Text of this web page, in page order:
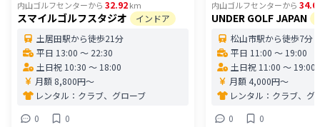
内山ゴルフセンターから 32.92km
スマイルゴルフスタジオ
インドア
土居田駅から徒歩21分
平日 13:00 〜 22:30
土日祝 10:30 〜 18:00
月額 8,800円〜
レンタル： クラブ、グローブ
0
0
内山ゴルフセンターから 34.6
UNDER GOLF JAPAN
松山市駅から徒歩7分
平日 11:00 〜 19:00
土日祝 11:00 〜 19:00
月額 4,000円〜
レンタル： クラブ、グ
0
0